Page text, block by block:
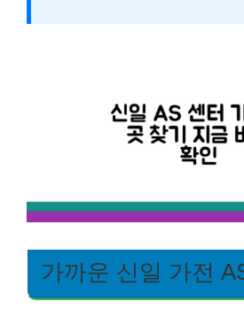
가까운 신일 가전